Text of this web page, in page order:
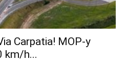
Carpatia! MOP-y
km/h...